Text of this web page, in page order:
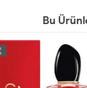
Bu